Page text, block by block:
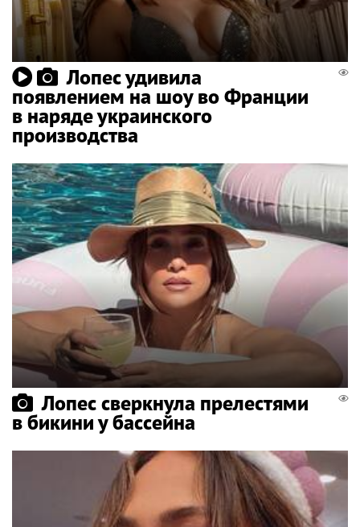
Лопес удивила
появлением на шоу во Франции
в наряде украинского
производства
Лопес сверкнула прелестями
в бикини у бассейна